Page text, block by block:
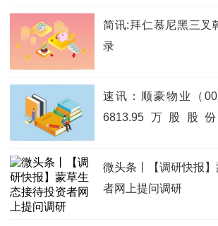
简讯:拜仁慕尼黑三叉
录
速讯：顺豪物业（
6813.95万股股
微头条丨【调研快报
者网上提问调研